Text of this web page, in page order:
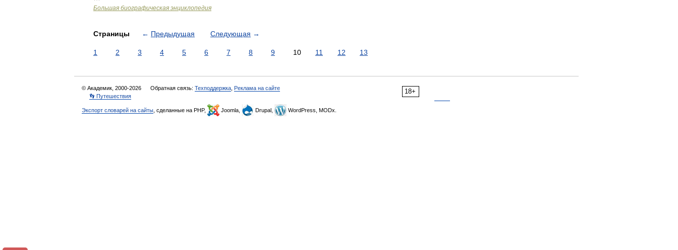
Большая биографическая энциклопедия
Страницы ← Предыдущая Следующая →
1 2 3 4 5 6 7 8 9 10 11 12 13
18+
© Академик, 2000-2026 Обратная связь: Техподдержка Реклама на сайте
👣 Путешествия
Экспорт словарей на сайты , сделанные на PHP, Joomla, Drupal, WordPress, MODx.